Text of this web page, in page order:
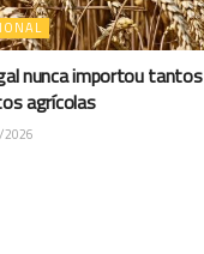
nunca importou tantos
agrícolas